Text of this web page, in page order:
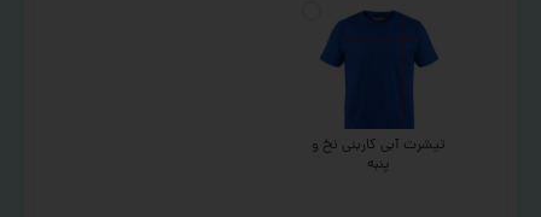
تیشرت آبی کاربنی نخ و
پنبه